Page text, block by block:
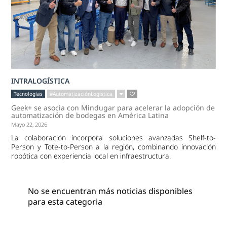
INTRALOGÍSTICA
Tecnologías #AutomatizaciónLogística
Geek+ se asocia con Mindugar para acelerar la adopción de
automatización de bodegas en América Latina
Mayo 22, 2026
La colaboración incorpora soluciones avanzadas Shelf-to-
Person y Tote-to-Person a la región, combinando innovación
robótica con experiencia local en infraestructura.
No se encuentran más noticias disponibles
para esta categoria